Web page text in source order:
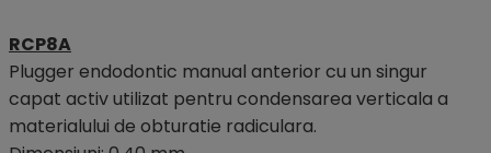
RCP8A
Plugger endodontic manual anterior cu un singur
capat activ utilizat pentru condensarea verticala a
materialului de obturatie radiculara.